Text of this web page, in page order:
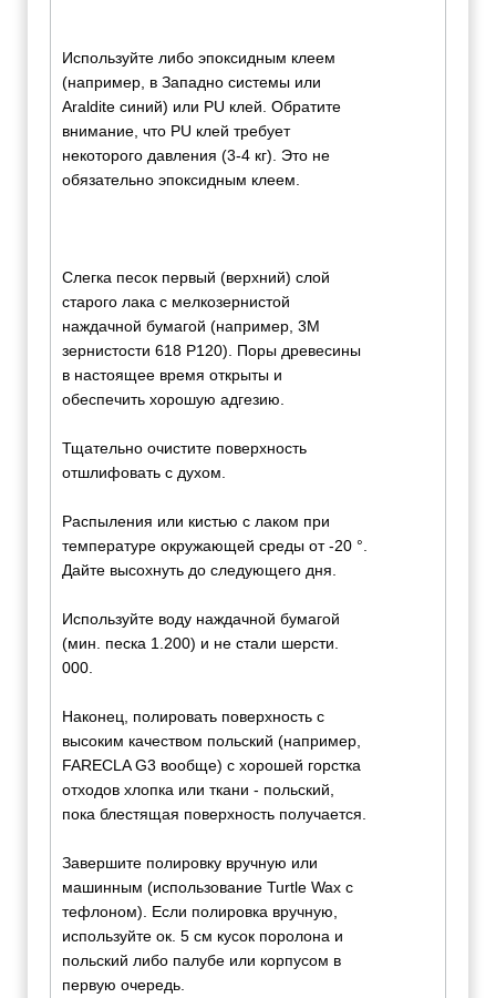
Используйте либо эпоксидным клеем
(например, в Западно системы или
Araldite синий) или PU клей. Обратите
внимание, что PU клей требует
некоторого давления (3-4 кг). Это не
обязательно эпоксидным клеем.
Слегка песок первый (верхний) слой
старого лака с мелкозернистой
наждачной бумагой (например, 3M
зернистости 618 P120). Поры древесины
в настоящее время открыты и
обеспечить хорошую адгезию.
Тщательно очистите поверхность
отшлифовать с духом.
Распыления или кистью с лаком при
температуре окружающей среды от -20 °.
Дайте высохнуть до следующего дня.
Используйте воду наждачной бумагой
(мин. песка 1.200) и не стали шерсти.
000.
Наконец, полировать поверхность с
высоким качеством польский (например,
FARECLA G3 вообще) с хорошей горстка
отходов хлопка или ткани - польский,
пока блестящая поверхность получается.
Завершите полировку вручную или
машинным (использование Turtle Wax с
тефлоном). Если полировка вручную,
используйте ок. 5 см кусок поролона и
польский либо палубе или корпусом в
первую очередь.